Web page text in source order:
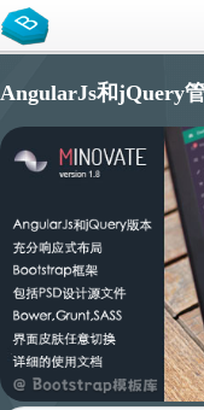
AngularJs和jQuery